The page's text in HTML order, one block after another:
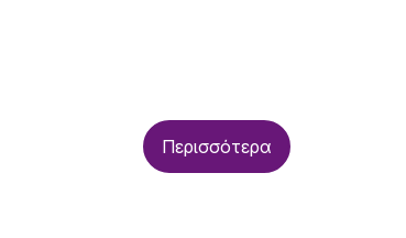
Περισσότερα